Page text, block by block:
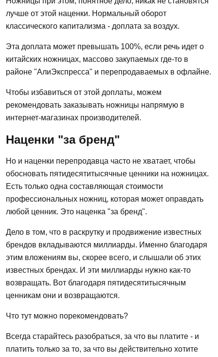
лучше от этой наценки. Нормальный оборот
классического капитализма - доплата за воздух.
Эта доплата может превышать 100%, если речь идет о
китайских ножницах, массово закупаемых где-то в
районе "АлиЭкспресса" и перепродаваемых в офлайне.
Чтобы избавиться от этой доплаты, можем
рекомендовать заказывать ножницы напрямую в
интернет-магазинах производителей.
Наценки "за бренд"
Но и наценки перепродавца часто не хватает, чтобы
обосновать пятидесятитысячные ценники на ножницах.
Есть только одна составляющая стоимости
профессиональных ножниц, которая может оправдать
любой ценник. Это наценка "за бренд".
Дело в том, что в раскрутку и продвижение известных
брендов вкладываются миллиарды. Именно благодаря
этим вложениям вы, скорее всего, и слышали об этих
известных брендах. И эти миллиарды нужно как-то
возвращать. Вот благодаря пятидесятитысячным
ценникам они и возвращаются.
Что тут можно порекомендовать?
Всегда старайтесь разобраться, за что вы платите - и
платить только за то, за что вы действительно хотите